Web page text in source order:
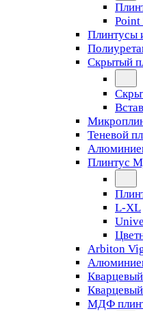
Плинтусы
Скрытый
Теневой
Плинтус
L-XL
Arbiton
МДФ